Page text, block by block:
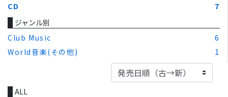
CD
7
ジャンル別
Club Music
6
World音楽(その他)
1
ALL